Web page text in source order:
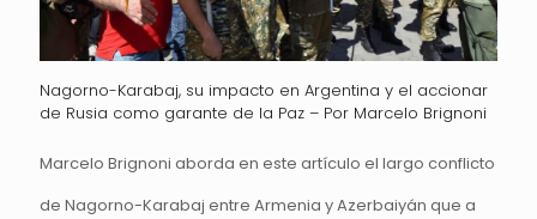
Nagorno-Karabaj, su impacto en Argentina y el accionar
de Rusia como garante de la Paz – Por Marcelo Brignoni
Marcelo Brignoni aborda en este artículo el largo conflicto
de Nagorno-Karabaj entre Armenia y Azerbaiyán que a